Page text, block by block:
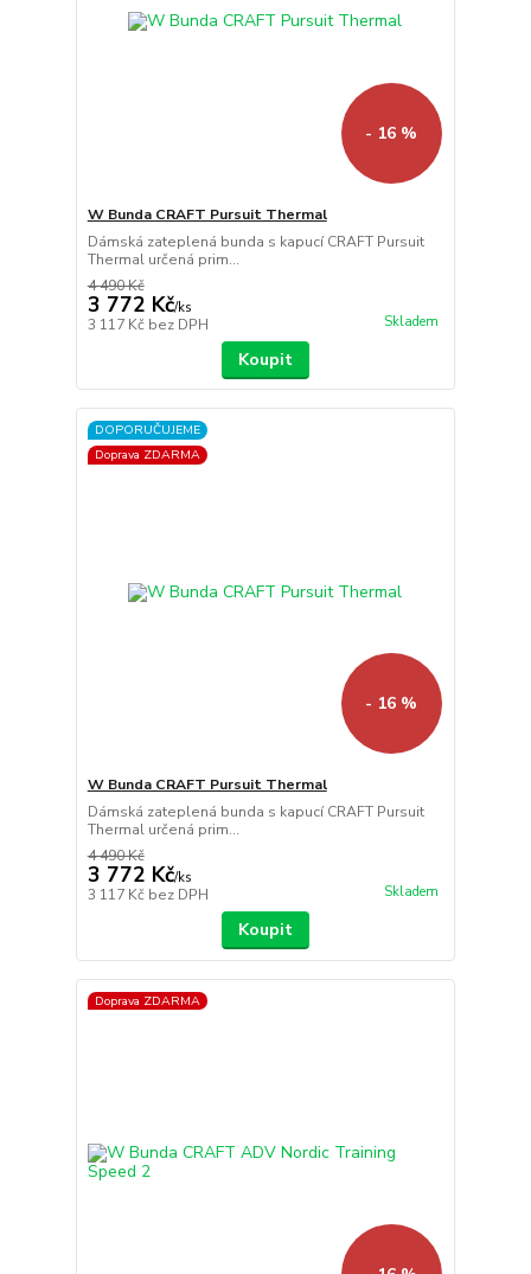
- 16 %
W Bunda CRAFT Pursuit Thermal
Dámská zateplená bunda s kapucí CRAFT Pursuit
Thermal určená prim...
4 490 Kč
3 772 Kč/ks
3 117 Kč bez DPH Skladem
Koupit
DOPORUČUJEME
Doprava ZDARMA
- 16 %
W Bunda CRAFT Pursuit Thermal
Dámská zateplená bunda s kapucí CRAFT Pursuit
Thermal určená prim...
4 490 Kč
3 772 Kč/ks
3 117 Kč bez DPH Skladem
Koupit
Doprava ZDARMA